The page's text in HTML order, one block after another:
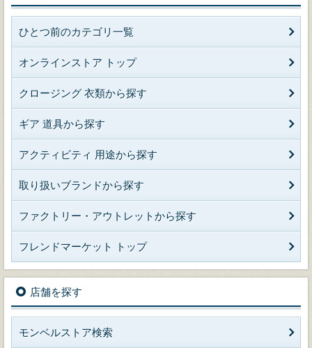
ひとつ前のカテゴリ一覧
オンラインストア トップ
クロージング 衣類から探す
ギア 道具から探す
アクティビティ 用途から探す
取り扱いブランドから探す
ファクトリー・アウトレットから探す
フレンドマーケット トップ
店舗を探す
モンベルストア検索